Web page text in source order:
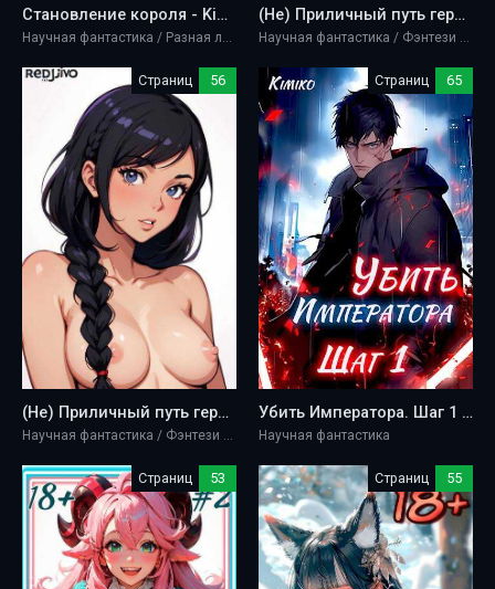
Становление короля - Kimiko
Научная фантастика / Разная литература
(Не) Приличный путь героя. Том 2 | С иллюстрациями - Kimiko
Научная фантастика / Фэнтези / Эротика / Разная литература
Страниц 56
(Не) Приличный путь героя. Том 5 - Kimiko
Научная фантастика / Фэнтези / Разная литература
Страниц 65
Убить Императора. Шаг 1 - Kimiko
Научная фантастика
Страниц 53 Страниц 55